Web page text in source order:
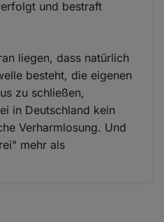
und bestraft
liegen, dass natürlich
besteht, die eigenen
zu schließen,
in Deutschland kein
Verharmlosung. Und
mehr als